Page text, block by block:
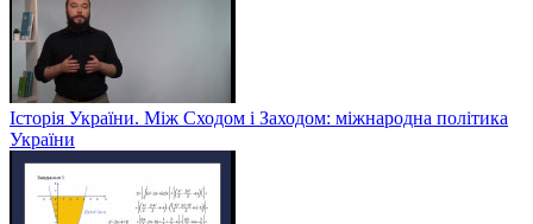
Історія України. Між Сходом і Заходом: міжнародна політика
України